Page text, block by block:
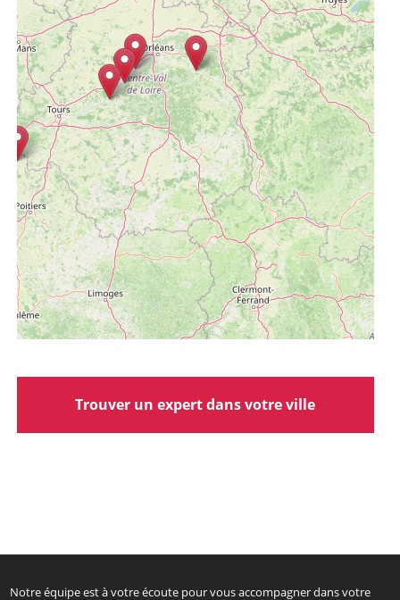
Trouver un expert dans votre ville
Notre équipe est à votre écoute pour vous accompagner dans votre